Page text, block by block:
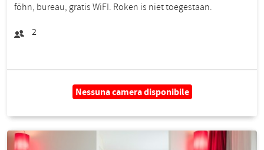
föhn, bureau, gratis WiFI. Roken is niet toegestaan.
2
Nessuna camera disponibile